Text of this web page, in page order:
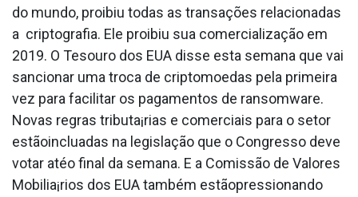
do mundo, proibiu todas as transações relacionadas
a criptografia. Ele proibiu sua comercialização em
2019. O Tesouro dos EUA disse esta semana que vai
sancionar uma troca de criptomoedas pela primeira
vez para facilitar os pagamentos de ransomware.
Novas regras tributa¡rias e comerciais para o setor
estãoinclua­das na legislação que o Congresso deve
votar atéo final da semana. E a Comissão de Valores
Mobilia¡rios dos EUA também estãopressionando